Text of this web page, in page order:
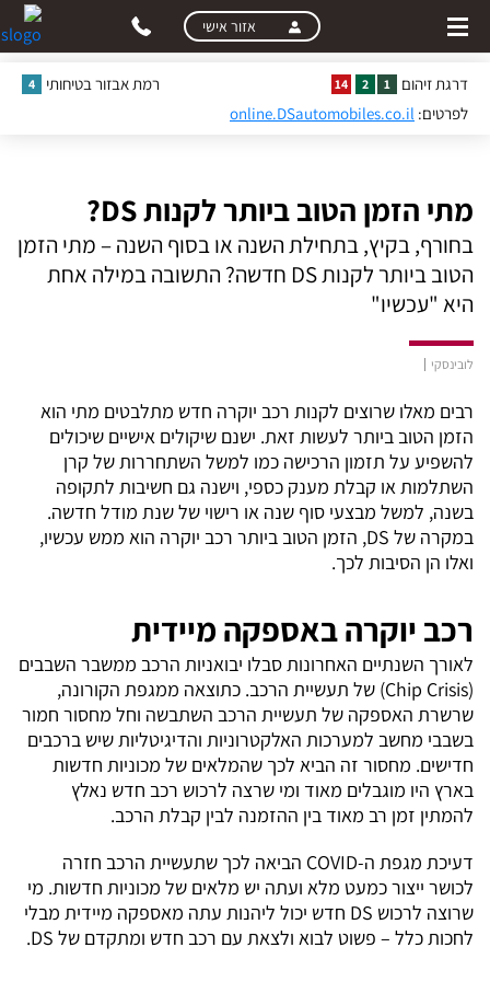
skip
content
skip
menu
אזור אישי
דרגת זיהום 1
2
14 רמת אבזור בטיחותי 4
לפרטים: online.DSautomobiles.co.il
מתי הזמן הטוב ביותר לקנות DS?
בחורף, בקיץ, בתחילת השנה או בסוף השנה – מתי הזמן
הטוב ביותר לקנות DS חדשה? התשובה במילה אחת
היא "עכשיו"
לובינסקי
רבים מאלו שרוצים לקנות רכב יוקרה חדש מתלבטים מתי הוא
הזמן הטוב ביותר לעשות זאת. ישנם שיקולים אישיים שיכולים
להשפיע על תזמון הרכישה כמו למשל השתחררות של קרן
השתלמות או קבלת מענק כספי, וישנה גם חשיבות לתקופה
בשנה, למשל מבצעי סוף שנה או רישוי של שנת מודל חדשה.
במקרה של DS, הזמן הטוב ביותר רכב יוקרה הוא ממש עכשיו,
ואלו הן הסיבות לכך.
רכב יוקרה באספקה מיידית
לאורך השנתיים האחרונות סבלו יבואניות הרכב ממשבר השבבים
(Chip Crisis) של תעשיית הרכב. כתוצאה ממגפת הקורונה,
שרשרת האספקה של תעשיית הרכב השתבשה וחל מחסור חמור
בשבבי מחשב למערכות האלקטרוניות והדיגיטליות שיש ברכבים
חדישים. מחסור זה הביא לכך שהמלאים של מכוניות חדשות
בארץ היו מוגבלים מאוד ומי שרצה לרכוש רכב חדש נאלץ
להמתין זמן רב מאוד בין ההזמנה לבין קבלת הרכב.
דעיכת מגפת ה-COVID הביאה לכך שתעשיית הרכב חזרה
לכושר ייצור כמעט מלא ועתה יש מלאים של מכוניות חדשות. מי
שרוצה לרכוש DS חדש יכול ליהנות עתה מאספקה מיידית מבלי
לחכות כלל – פשוט לבוא ולצאת עם רכב חדש ומתקדם של DS.